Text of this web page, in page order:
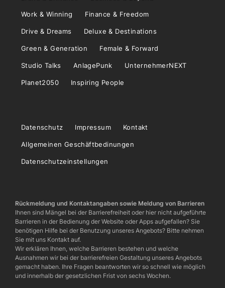
Work & Winning Finance & Freedom
Drive & Dreams Deluxe & Destinations
Green & Generation Female & Forward
Studio Talks AnlagePunk UnternehmerNEXT
Planet2050 Inspiring People
Datenschutz Impressum Kontakt
Allgemeinen Geschäftbedinungen
Datenschutzeinstellungen
Rückmeldung und Kontaktangaben sowie Meldung von Barrieren
Ihnen sind Mängel bei der Barrierefreiheit oder hier nicht aufgeführte
Barrieren in der Bedienung der Website oder Apps aufgefallen? Sie
benötigen Hilfe bei der Benutzung unseres Angebots? Bitte nehmen
Sie mit uns Kontakt auf.
Wir erklären Ihnen, welche Barrieren bestehen und welche
Ausnahmen wir bei der barrierefreien Gestaltung unseres Angebots
gemacht haben. Ihre Fragen beantworten wir so schnell wie möglich
und innerhalb der gesetzlichen Frist von sechs Wochen.